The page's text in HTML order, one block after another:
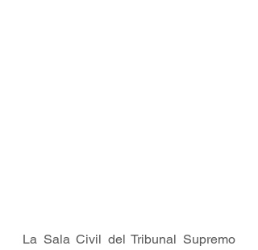
La Sala Civil del Tribunal Supremo